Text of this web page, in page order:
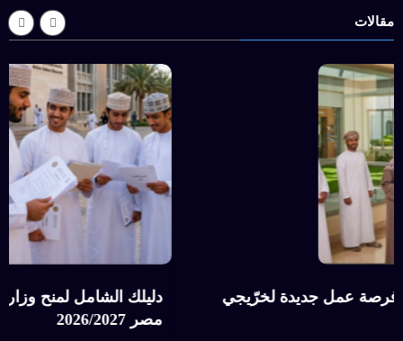
مقالات
وزارة العمل تعلن عن 89 فرصة عمل جديدة لخرّيجي